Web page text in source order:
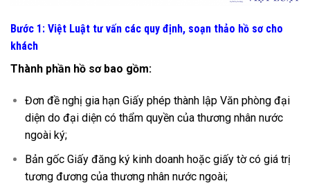
Bước 1: Việt Luật tư vấn các quy định, soạn thảo hồ sơ cho
khách
Thành phần hồ sơ bao gồm:
Đơn đề nghị gia hạn Giấy phép thành lập Văn phòng đại
diện do đại diện có thẩm quyền của thương nhân nước
ngoài ký;
Bản gốc Giấy đăng ký kinh doanh hoặc giấy tờ có giá trị
tương đương của thương nhân nước ngoài;